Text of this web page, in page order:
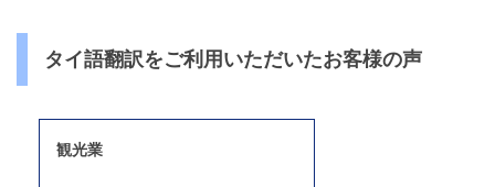
タイ語翻訳をご利用いただいたお客様の声
観光業